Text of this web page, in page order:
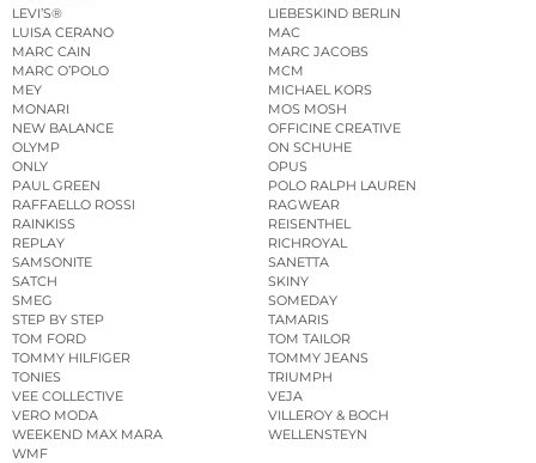
LEVI’S®
LIEBESKIND BERLIN
LUISA CERANO
MAC
MARC CAIN
MARC JACOBS
MARC O’POLO
MCM
MEY
MICHAEL KORS
MONARI
MOS MOSH
NEW BALANCE
OFFICINE CREATIVE
OLYMP
ON SCHUHE
ONLY
OPUS
PAUL GREEN
POLO RALPH LAUREN
RAFFAELLO ROSSI
RAGWEAR
RAINKISS
REISENTHEL
REPLAY
RICHROYAL
SAMSONITE
SANETTA
SATCH
SKINY
SMEG
SOMEDAY
STEP BY STEP
TAMARIS
TOM FORD
TOM TAILOR
TOMMY HILFIGER
TOMMY JEANS
TONIES
TRIUMPH
VEE COLLECTIVE
VEJA
VERO MODA
VILLEROY & BOCH
WEEKEND MAX MARA
WELLENSTEYN
WMF